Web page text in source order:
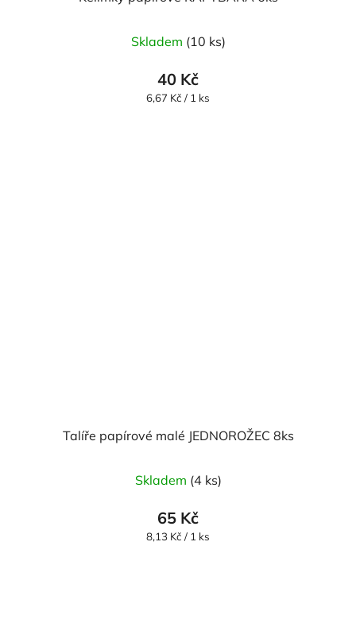
Skladem (10 ks)
40 Kč
Měrná
6,67 Kč / 1 ks
Talíře papírové malé JEDNOROŽEC 8ks
Skladem (4 ks)
65 Kč
Měrná
8,13 Kč / 1 ks